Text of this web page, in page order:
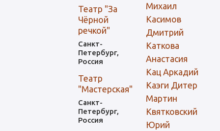
Театр "За
Чёрной
речкой"
Санкт-
Петербург,
Россия
Театр
"Мастерская"
Санкт-
Петербург,
Россия
Михаил
Касимов
Дмитрий
Каткова
Анастасия
Кац Аркадий
Каэги Дитер
Мартин
Квятковский
Юрий